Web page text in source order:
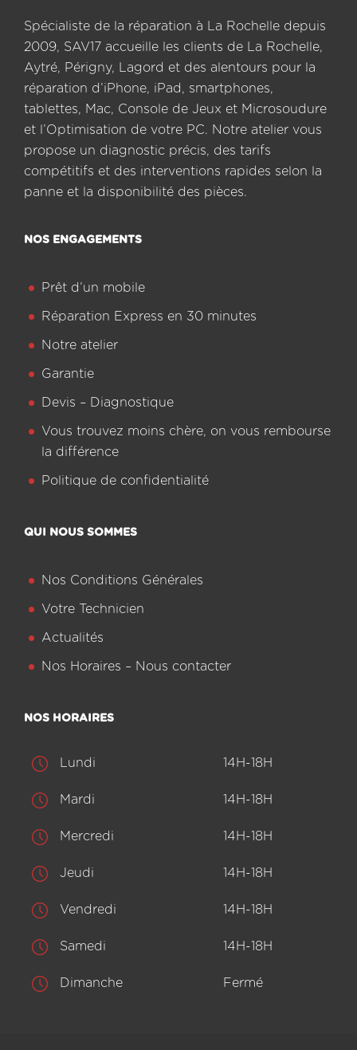
Spécialiste de la réparation à La Rochelle depuis
2009, SAV17 accueille les clients de La Rochelle,
Aytré, Périgny, Lagord et des alentours pour la
réparation d’iPhone, iPad, smartphones,
tablettes, Mac, Console de Jeux et Microsoudure
et l’Optimisation de votre PC. Notre atelier vous
propose un diagnostic précis, des tarifs
compétitifs et des interventions rapides selon la
panne et la disponibilité des pièces.
NOS ENGAGEMENTS
Prêt d’un mobile
Réparation Express en 30 minutes
Notre atelier
Garantie
Devis – Diagnostique
Vous trouvez moins chère, on vous rembourse
la différence
Politique de confidentialité
QUI NOUS SOMMES
Nos Conditions Générales
Votre Technicien
Actualités
Nos Horaires – Nous contacter
NOS HORAIRES
Lundi 14H-18H
Mardi 14H-18H
Mercredi 14H-18H
Jeudi 14H-18H
Vendredi 14H-18H
Samedi 14H-18H
Dimanche Fermé